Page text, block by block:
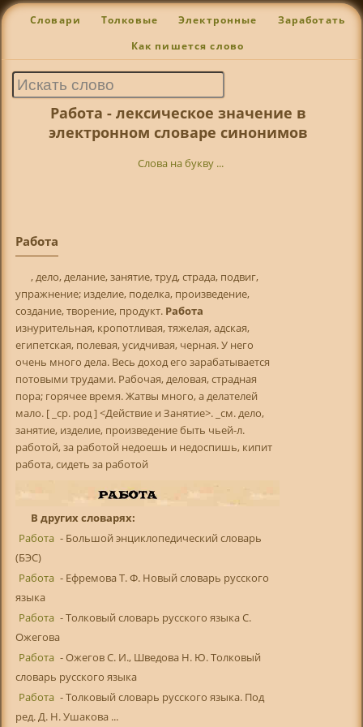
Словари Толковые Электронные Заработать
Как пишется слово
Работа - лексическое значение в
электронном словаре синонимов
Слова на букву ...
Работа
, дело, делание, занятие, труд, страда, подвиг,
упражнение; изделие, поделка, произведение,
создание, творение, продукт. Работа
изнурительная, кропотливая, тяжелая, адская,
египетская, полевая, усидчивая, черная. У него
очень много дела. Весь доход его зарабатывается
потовыми трудами. Рабочая, деловая, страдная
пора; горячее время. Жатвы много, а делателей
мало. [ _ср. род ] <Действие и Занятие>. _см. дело,
занятие, изделие, произведение быть чьей-л.
работой, за работой недоешь и недоспишь, кипит
работа, сидеть за работой
В других словарях:
Работа - Большой энциклопедический словарь
(БЭС)
Работа - Ефремова Т. Ф. Новый словарь русского
языка
Работа - Толковый словарь русского языка С.
Ожегова
Работа - Ожегов С. И., Шведова Н. Ю. Толковый
словарь русского языка
Работа - Толковый словарь русского языка. Под
ред. Д. Н. Ушакова ...